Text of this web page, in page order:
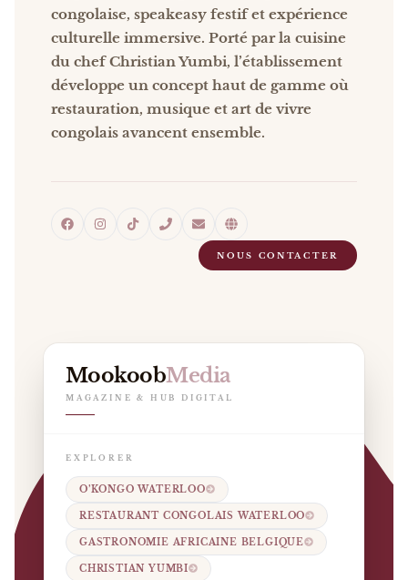
congolaise, speakeasy festif et expérience
culturelle immersive. Porté par la cuisine
du chef Christian Yumbi, l’établissement
développe un concept haut de gamme où
restauration, musique et art de vivre
congolais avancent ensemble.
NOUS CONTACTER
MookoobMedia
MAGAZINE & HUB DIGITAL
EXPLORER
O’KONGO WATERLOO
RESTAURANT CONGOLAIS WATERLOO
GASTRONOMIE AFRICAINE BELGIQUE
CHRISTIAN YUMBI